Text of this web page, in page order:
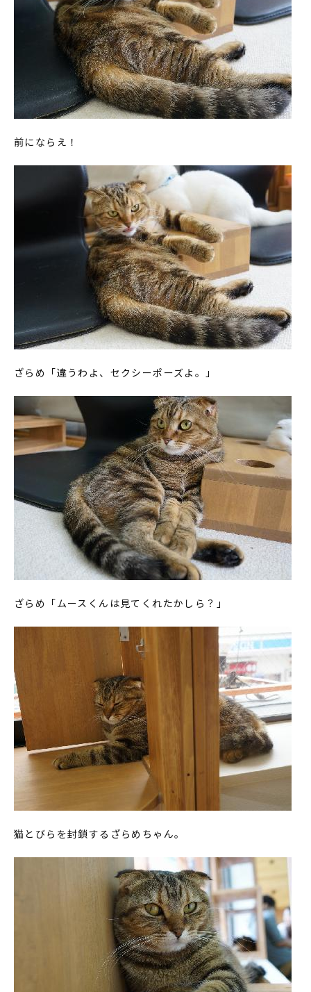
前にならえ！
ざらめ「違うわよ、セクシーポーズよ。」
ざらめ「ムースくんは見てくれたかしら？」
猫とびらを封鎖するざらめちゃん。